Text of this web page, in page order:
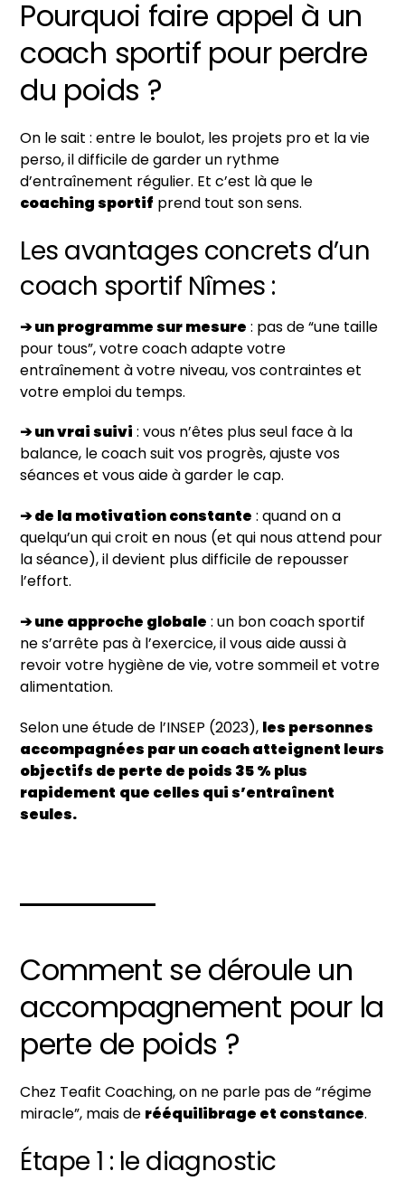
Pourquoi faire appel à un
coach sportif pour perdre
du poids ?
On le sait : entre le boulot, les projets pro et la vie
perso, il difficile de garder un rythme
d’entraînement régulier. Et c’est là que le
coaching sportif prend tout son sens.
Les avantages concrets d’un
coach sportif Nîmes :
➔ un programme sur mesure : pas de “une taille
pour tous”, votre coach adapte votre
entraînement à votre niveau, vos contraintes et
votre emploi du temps.
➔ un vrai suivi : vous n’êtes plus seul face à la
balance, le coach suit vos progrès, ajuste vos
séances et vous aide à garder le cap.
➔ de la motivation constante : quand on a
quelqu’un qui croit en nous (et qui nous attend pour
la séance), il devient plus difficile de repousser
l’effort.
➔ une approche globale : un bon coach sportif
ne s’arrête pas à l’exercice, il vous aide aussi à
revoir votre hygiène de vie, votre sommeil et votre
alimentation.
Selon une étude de l’INSEP (2023), les personnes
accompagnées par un coach atteignent leurs
objectifs de perte de poids 35 % plus
rapidement que celles qui s’entraînent
seules.
Comment se déroule un
accompagnement pour la
perte de poids ?
Chez Teafit Coaching, on ne parle pas de “régime
miracle”, mais de rééquilibrage et constance.
Étape 1 : le diagnostic